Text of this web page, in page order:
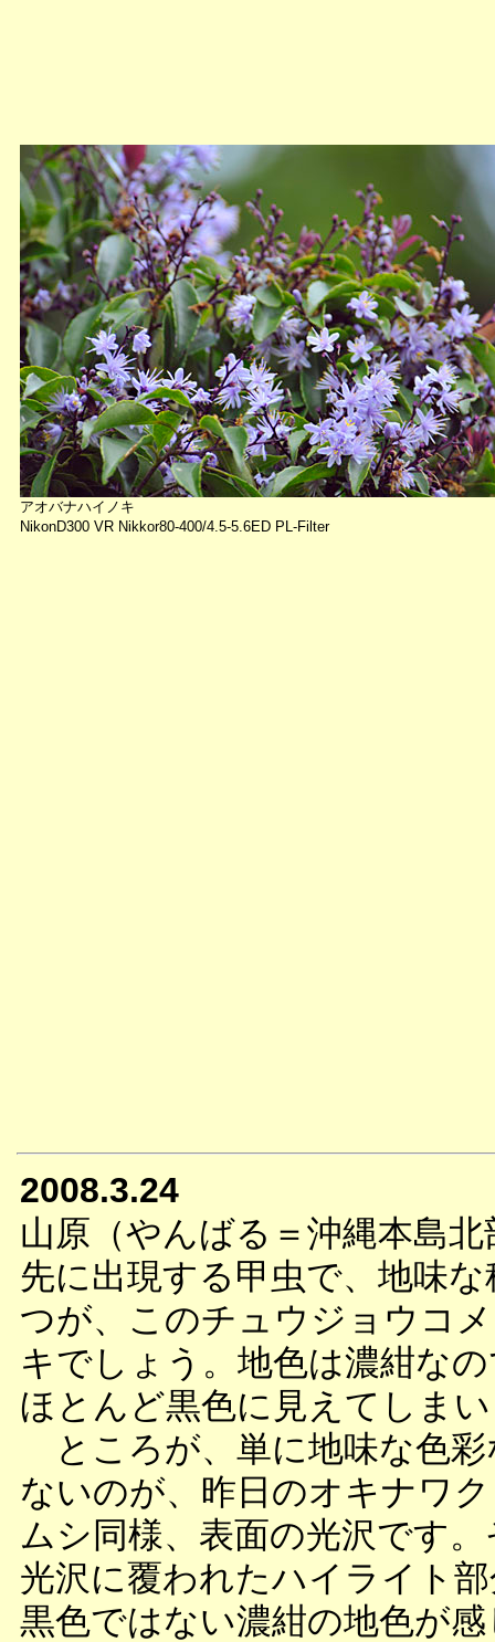
アオバナハイノキ
NikonD300 VR Nikkor80-400/4.5-5.6ED PL-Filter
2008.3.24
山原（やんばる＝沖縄本島北
先に出現する甲虫で、地味
つが、このチュウジョウコ
キでしょう。地色は濃紺な
ほとんど黒色に見えてしま
ところが、単に地味な色彩
ないのが、昨日のオキナワ
ムシ同様、表面の光沢です
光沢に覆われたハイライト
黒色ではない濃紺の地色が